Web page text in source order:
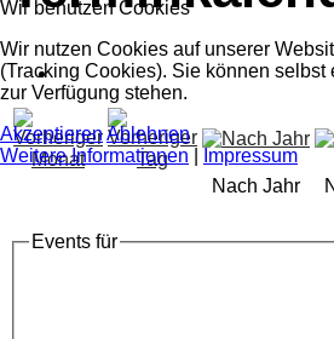
Nach Jahr
Events für
Wir benutzen Cookies
Wir nutzen Cookies auf unserer
(Tracking Cookies). Sie können
zur Verfügung stehen.
AkzeptierenAblehnen
Weitere Informationen
Impressum